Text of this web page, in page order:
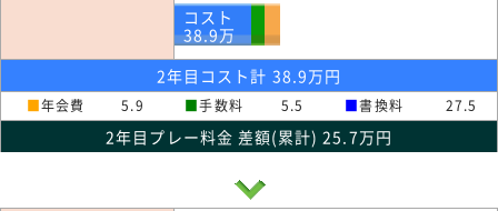
コスト
38.9万
2年目コスト計 38.9万円
■年会費 5.9 ■手数料 5.5 ■書換料 27.5
2年目プレー料金 差額(累計) 25.7万円